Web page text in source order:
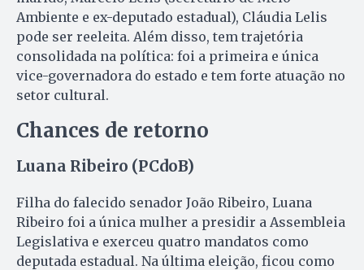
Ambiente e ex-deputado estadual), Cláudia Lelis
pode ser reeleita. Além disso, tem trajetória
consolidada na política: foi a primeira e única
vice-governadora do estado e tem forte atuação no
setor cultural.
Chances de retorno
Luana Ribeiro (PCdoB)
Filha do falecido senador João Ribeiro, Luana
Ribeiro foi a única mulher a presidir a Assembleia
Legislativa e exerceu quatro mandatos como
deputada estadual. Na última eleição, ficou como